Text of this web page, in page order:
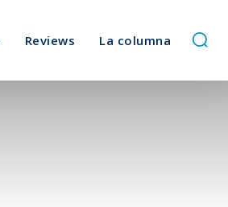
Reviews La columna